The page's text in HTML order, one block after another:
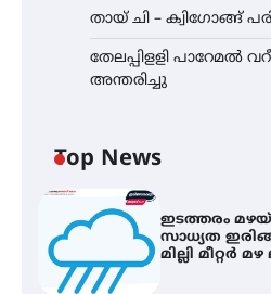
തായ് ചി – ക്വിഗോങ്ങ്
തേലപ്പിളളി പാറേമൽ
അന്തരിച്ചു
Top News
ഇടത്തരം
സാധ്യത
മില്ലി മീറ്റർ